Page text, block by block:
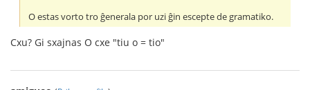
O estas vorto tro ĝenerala por uzi ĝin escepte de gramatiko.
Cxu? Gi sxajnas O cxe "tiu o = tio"